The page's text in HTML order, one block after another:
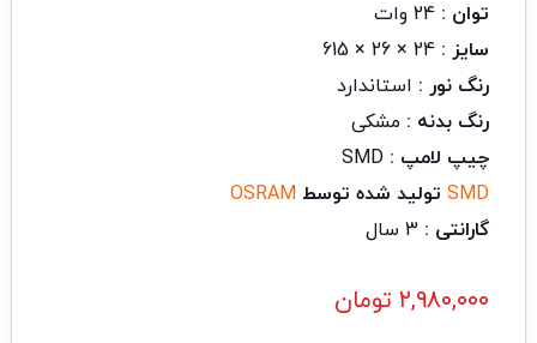
توان :
سایز :
رنگ نور : استاندارد
رنگ بدنه : مشکی
چیپ لامپ :
SMDتولید شده توسط OSRAM
گارانتی :
۲,۹۸۰,۰۰۰ تومان